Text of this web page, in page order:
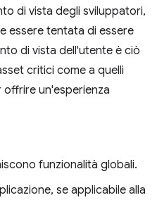
di vista degli sviluppatori,
essere tentata di essere
di vista dell'utente è ciò
critici come a quelli
un'esperienza
funzionalità globali.
se applicabile alla